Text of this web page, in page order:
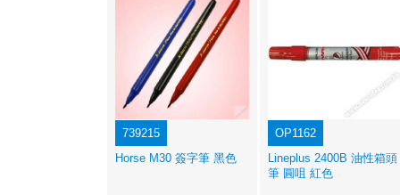
739215
Horse M30 簽字筆 黑色
OP1162
Lineplus 2400B 油性箱頭
筆 圓咀 紅色